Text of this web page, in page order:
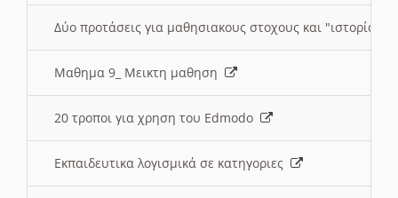
Δύο προτάσεις για μαθησιακους στοχους και "ιστορία"
Μαθημα 9_ Μεικτη μαθηση
20 τροποι για χρηση του Edmodo
Εκπαιδευτικα λογισμικά σε κατηγοριες